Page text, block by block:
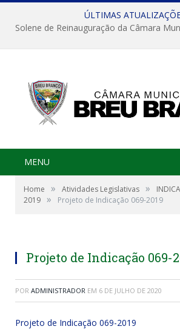
ÚLTIMAS
MENU
Home » Atividades Legislativas »
2019 » Projeto de Indicação 069-2019
Projeto de Indicação 069-
POR ADMINISTRADOR EM 6 DE JULHO DE 2020
Projeto de Indicação 069-2019